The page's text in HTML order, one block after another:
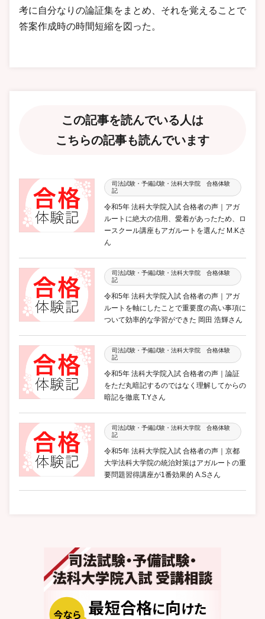
考に自分なりの論証集をまとめ、それを覚えることで
答案作成時の時間短縮を図った。
この記事を読んでいる人は
こちらの記事も読んでいます
司法試験・予備試験・法科大学院 合格体験
記
令和5年 法科大学院入試 合格者の声｜アガ
ルートに絶大の信用、愛着があったため、ロ
ースクール講座もアガルートを選んだ M.Kさ
ん
司法試験・予備試験・法科大学院 合格体験
記
令和5年 法科大学院入試 合格者の声｜アガ
ルートを軸にしたことで重要度の高い事項に
ついて効率的な学習ができた 岡田 浩輝さん
司法試験・予備試験・法科大学院 合格体験
記
令和5年 法科大学院入試 合格者の声｜論証
をただ丸暗記するのではなく理解してからの
暗記を徹底 T.Yさん
司法試験・予備試験・法科大学院 合格体験
記
令和5年 法科大学院入試 合格者の声｜京都
大学法科大学院の統治対策はアガルートの重
要問題習得講座が1番効果的 A.Sさん